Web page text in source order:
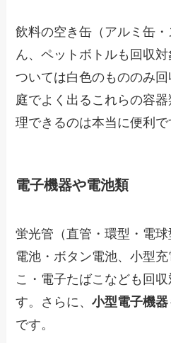
飲料の空き缶（アルミ缶
ん、ペットボトルも回収
ついては白色のもののみ
庭でよく出るこれらの容
理できるのは本当に便利で
電子機器や電池類
蛍光管（直管・環型・電
電池・ボタン電池、小型
こ・電子たばこなども回
す。さらに、小型電子機器
です。